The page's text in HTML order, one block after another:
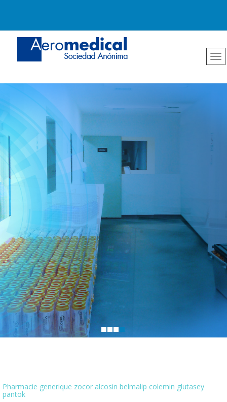
Pharmacie generique zocor alcosin belmalip colemin glutasey
pantok